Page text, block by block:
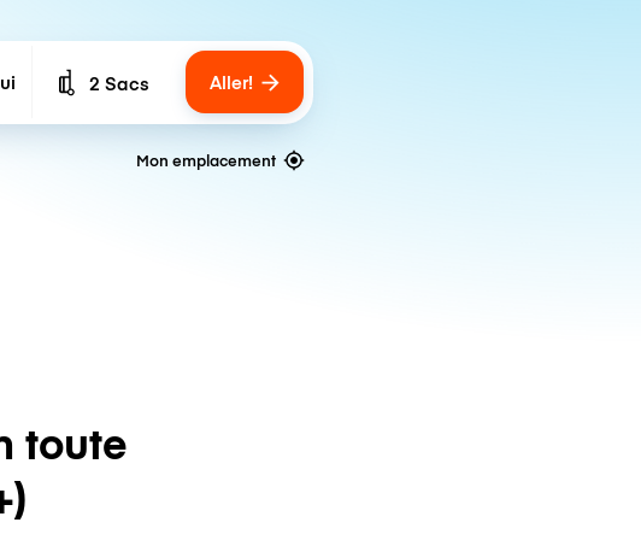
Number of bags
2 Sacs Aller!
Mon emplacement
toute